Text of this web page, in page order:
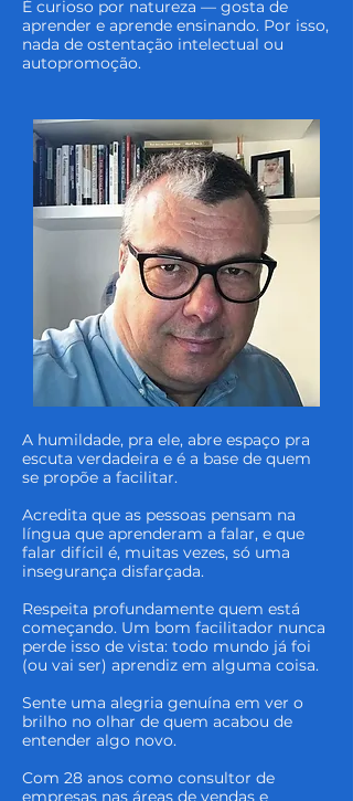
É curioso por natureza — gosta de
aprender e aprende ensinando. Por isso,
nada de ostentação intelectual ou
autopromoção.
A humildade, pra ele, abre espaço pra
escuta verdadeira e é a base de quem
se propõe a facilitar.
Acredita que as pessoas pensam na
língua que aprenderam a falar, e que
falar difícil é, muitas vezes, só uma
insegurança disfarçada.
Respeita profundamente quem está
começando. Um bom facilitador nunca
perde isso de vista: todo mundo já foi
(ou vai ser) aprendiz em alguma coisa.
Sente uma alegria genuína em ver o
brilho no olhar de quem acabou de
entender algo novo.
Com 28 anos como consultor de
empresas nas áreas de vendas e